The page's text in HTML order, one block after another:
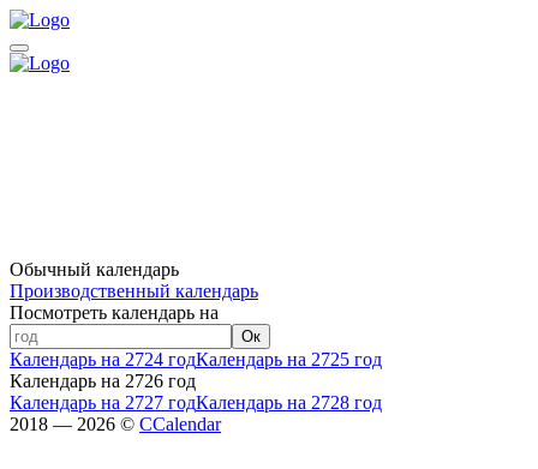
Обычный календарь
Производственный календарь
Посмотреть календарь на
Ок
Календарь на 2724 годКалендарь на 2725 год
Календарь на 2726 год
Календарь на 2727 годКалендарь на 2728 год
2018 — 2026 © CCalendar